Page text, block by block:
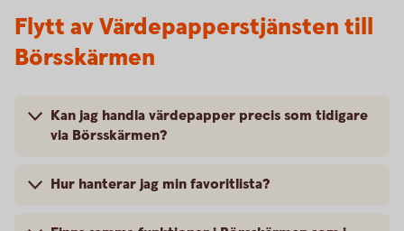
Flytt av Värdepapperstjänsten till
Börsskärmen
Kan jag handla värdepapper precis som tidigare
via Börsskärmen?
Hur hanterar jag min favoritlista?